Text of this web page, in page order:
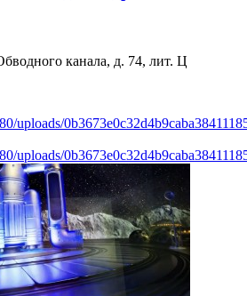
канала, д. 74, лит. Ц
uploads/
uploads/